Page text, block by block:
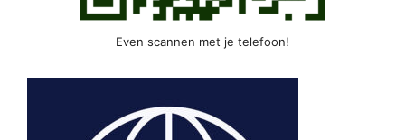
Even scannen met je telefoon!